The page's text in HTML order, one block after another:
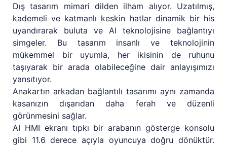
Dış tasarım mimari dilden ilham alıyor. Uzatılmış,
kademeli ve katmanlı keskin hatlar dinamik bir his
uyandırarak buluta ve AI teknolojisine bağlantıyı
simgeler. Bu tasarım insanlı ve teknolojinin
mükemmel bir uyumla, her ikisinin de ruhunu
taşıyarak bir arada olabileceğine dair anlayışımızı
yansıtıyor.
Anakartın arkadan bağlantılı tasarımı aynı zamanda
kasanızın dışarıdan daha ferah ve düzenli
görünmesini sağlar.
AI HMI ekranı tıpkı bir arabanın gösterge konsolu
gibi 11.6 derece açıyla oyuncuya doğru dönüktür.